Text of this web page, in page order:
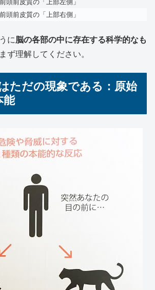
前頭前皮質の「上部左側」
前頭前皮質の「上部右側」
に脳の各部の中に存在する科学的なも
ず理解してください。
はただの現象である：原始
能